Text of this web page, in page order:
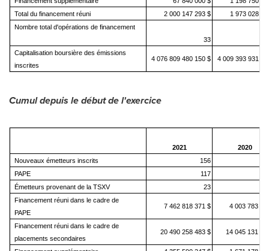
Total du financement réuni
2 000 147 293 $
1 973 028
Nombre total d'opérations de financement
33
Capitalisation boursière des émissions
inscrites
4 076 809 480 150 $ 4 009 393 931
Cumul depuis le début de l'exercice
2021
2020
Nouveaux émetteurs inscrits
156
PAPE
117
Émetteurs provenant de la TSXV
23
Financement réuni dans le cadre de
PAPE
7 462 818 371 $ 4 003 783
Financement réuni dans le cadre de
placements secondaires
20 490 258 483 $ 14 045 131